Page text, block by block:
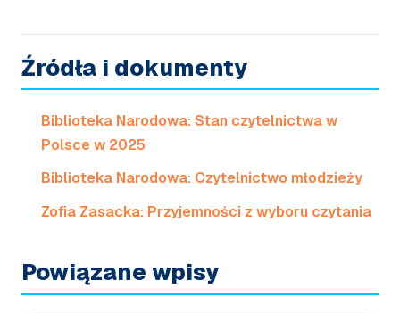
Źródła i dokumenty
Biblioteka Narodowa: Stan czytelnictwa w
Polsce w 2025
Biblioteka Narodowa: Czytelnictwo młodzieży
Zofia Zasacka: Przyjemności z wyboru czytania
Powiązane wpisy